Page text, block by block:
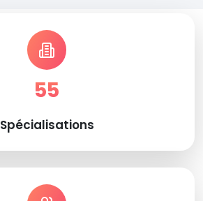
55
Spécialisations